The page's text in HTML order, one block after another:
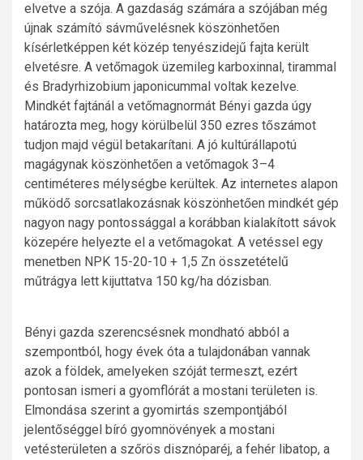
elvetve a szója. A gazdaság számára a szójában még
újnak számító sávművelésnek köszönhetően
kísérletképpen két közép tenyészidejű fajta került
elvetésre. A vetőmagok üzemileg karboxinnal, tirammal
és Bradyrhizobium japonicummal voltak kezelve.
Mindkét fajtánál a vetőmagnormát Bényi gazda úgy
határozta meg, hogy körülbelül 350 ezres tőszámot
tudjon majd végül betakarítani. A jó kultúrállapotú
magágynak köszönhetően a vetőmagok 3–4
centiméteres mélységbe kerültek. Az internetes alapon
működő sorcsatlakozásnak köszönhetően mindkét gép
nagyon nagy pontossággal a korábban kialakított sávok
közepére helyezte el a vetőmagokat. A vetéssel egy
menetben NPK 15-20-10 + 1,5 Zn összetételű
műtrágya lett kijuttatva 150 kg/ha dózisban.
Bényi gazda szerencsésnek mondható abból a
szempontból, hogy évek óta a tulajdonában vannak
azok a földek, amelyeken szóját termeszt, ezért
pontosan ismeri a gyomflórát a mostani területen is.
Elmondása szerint a gyomirtás szempontjából
jelentőséggel bíró gyomnövények a mostani
vetésterületen a szőrös disznóparéj, a fehér libatop, a